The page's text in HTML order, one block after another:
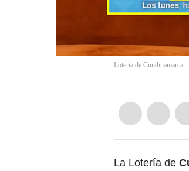
Lotería de Cundinamarca.
La Lotería de